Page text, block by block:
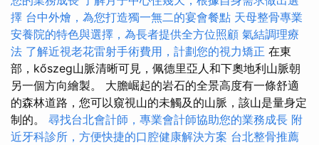
擇 台中外燴，為您打造獨一無二的宴會餐點 天母整骨專業
安養院的特色與選擇，為長者提供全方位照顧 氣結調理療
法 了解近視老花雷射手術費用，計劃您的視力矯正 在東
部，kőszeg山脈清晰可見，佩德里亞人和下奧地利山脈朝
另一個方向繪製。 大膽崛起的岩石的全景高度有一條舒適
的森林道路，您可以窺視山的未觸及的山脈，該山是量身定
制的。 尋找台北會計師，專業會計師協助您的業務成長 附
近牙科診所，方便快捷的口腔健康解決方案 台北整骨推薦